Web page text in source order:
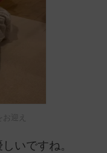
迎え
いですね。